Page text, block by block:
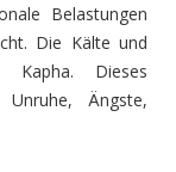
Belastungen
Die Kälte und
Dieses
Ängste,